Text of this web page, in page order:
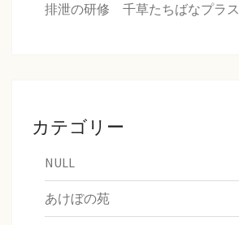
排泄の研修 千草たちばなプラス
カテゴリー
NULL
あけぼの苑